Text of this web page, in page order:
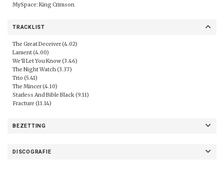
MySpace: King Crimson
TRACKLIST
The Great Deceiver (4.02)
Lament (4.00)
We'll Let You Know (3.46)
The Night Watch (3.37)
Trio (5.41)
The Mincer (4.10)
Starless And Bible Black (9.11)
Fracture (11.14)
BEZETTING
DISCOGRAFIE